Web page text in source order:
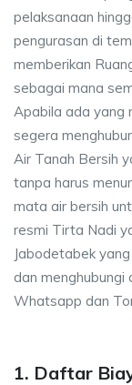
pelaksanaan
pengurasan di
memberikan
sebagai mana
Apabila ada yang
segera
Air Tanah Bersih
tanpa harus
mata air bersih
resmi Tirta Nadi
Jabodetabek
dan menghubungi
Whatsapp dan
1. Daftar